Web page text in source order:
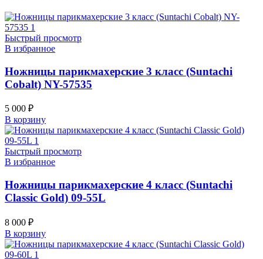
Быстрый просмотр
В избранное
Ножницы парикмахерские 3 класс (Suntachi
Cobalt) NY-57535
5 000 ₽
В корзину
Быстрый просмотр
В избранное
Ножницы парикмахерские 4 класс (Suntachi
Classic Gold) 09-55L
8 000 ₽
В корзину